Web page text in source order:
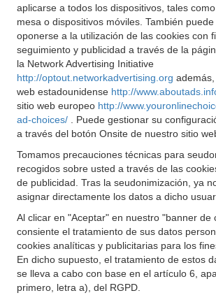
aplicarse a todos los dispositivos, tales
mesa o dispositivos móviles. También
oponerse a la utilización de las cookies con
seguimiento y publicidad a través de la
la Network Advertising Initiative
http://optout.networkadvertising.org
web estadounidense http://
sitio web europeo http://
ad-choices/
. Puede gestionar su
a través del botón Onsite de nuestro sitio
Tomamos precauciones técnicas para
recogidos sobre usted a través de las
de publicidad. Tras la seudonimización, ya
asignar directamente los datos a dicho
Al clicar en "Aceptar" en nuestro "banner de
consiente el tratamiento de sus datos
cookies analíticas y publicitarias para los
En dicho supuesto, el tratamiento de estos
se lleva a cabo con base en el artículo 6,
primero, letra a), del RGPD.